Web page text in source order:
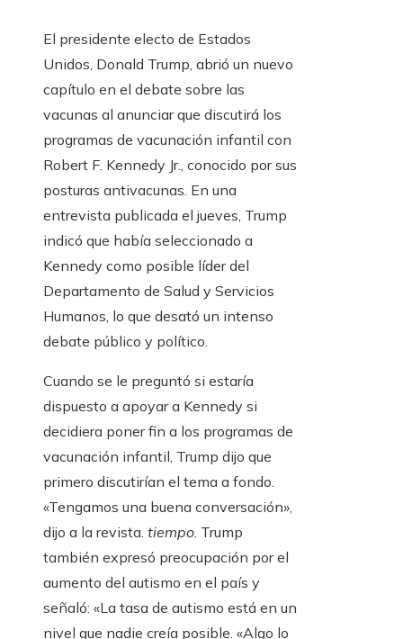
El presidente electo de Estados
Unidos, Donald Trump, abrió un nuevo
capítulo en el debate sobre las
vacunas al anunciar que discutirá los
programas de vacunación infantil con
Robert F. Kennedy Jr., conocido por sus
posturas antivacunas. En una
entrevista publicada el jueves, Trump
indicó que había seleccionado a
Kennedy como posible líder del
Departamento de Salud y Servicios
Humanos, lo que desató un intenso
debate público y político.
Cuando se le preguntó si estaría
dispuesto a apoyar a Kennedy si
decidiera poner fin a los programas de
vacunación infantil, Trump dijo que
primero discutirían el tema a fondo.
«Tengamos una buena conversación»,
dijo a la revista. tiempo. Trump
también expresó preocupación por el
aumento del autismo en el país y
señaló: «La tasa de autismo está en un
nivel que nadie creía posible. «Algo lo